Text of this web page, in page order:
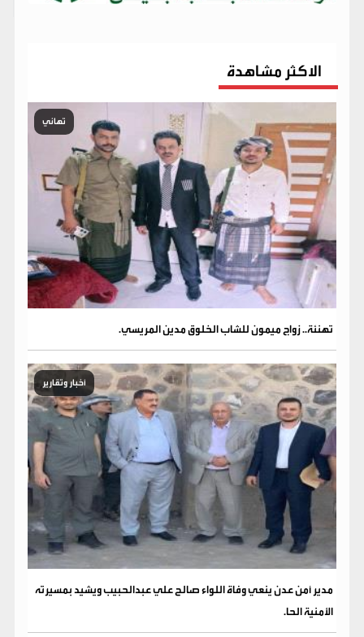
الاكثر مشاهدة
تهاني
تهنئة.. زواج ميمون للشاب الخلوق مدين المريسي.
أخبار وتقارير
مدير أمن عدن ينعي وفاة اللواء صالح علي عبدالحبيب ويشيد بمسيرته
الأمنية الحا.